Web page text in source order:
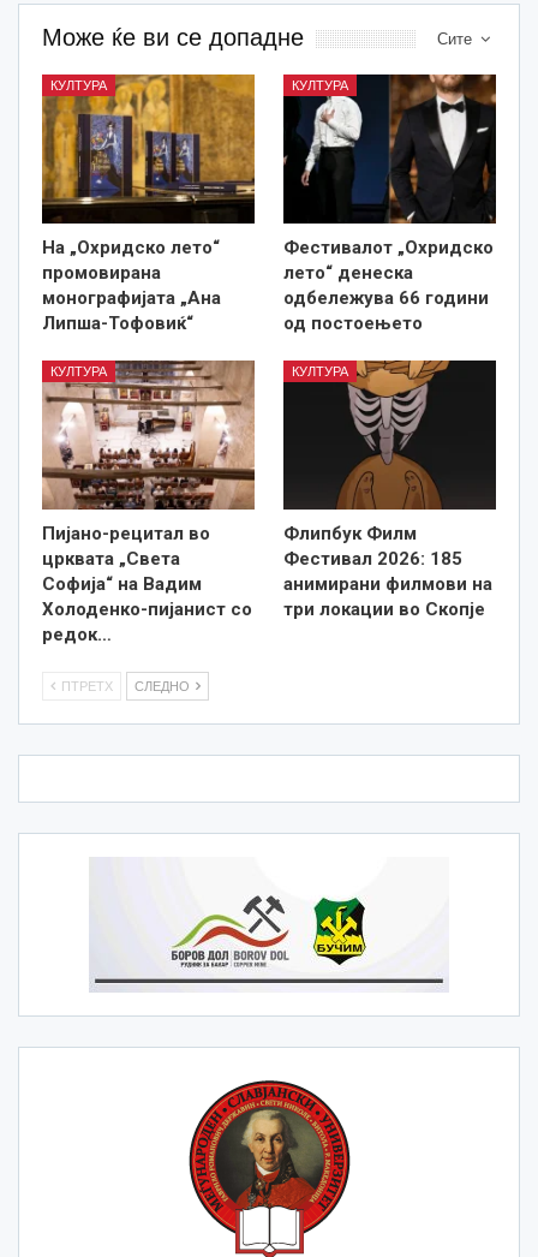
Сите
Може ќе ви се допадне
КУЛТУРА
На „Охридско лето“
промовирана
монографијата „Ана
Липша-Тофовиќ“
КУЛТУРА
Фестивалот „Охридско
лето“ денеска
одбележува 66 години
од постоењето
КУЛТУРА
Пијано-рецитал во
црквата „Света
Софија“ на Вадим
Холоденко-пијанист со
редок…
КУЛТУРА
Флипбук Филм
Фестивал 2026: 185
анимирани филмови на
три локации во Скопје
ПТРЕТХ СЛЕДНО